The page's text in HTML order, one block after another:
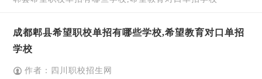
成都郫县希望职校单招有哪些学校,希望教育对口单招
学校
作者：四川职校招生网